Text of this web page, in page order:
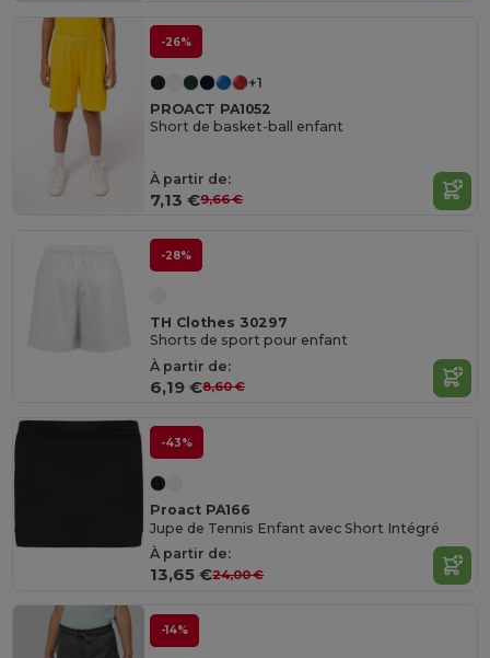
-26%
+1
PROACT PA1052
Short de basket-ball enfant
À partir de:
7,13 €9,66 €
-28%
TH Clothes 30297
Shorts de sport pour enfant
À partir de:
6,19 €8,60 €
-43%
Proact PA166
Jupe de Tennis Enfant avec Short Intégré
À partir de:
13,65 €24,00 €
-14%